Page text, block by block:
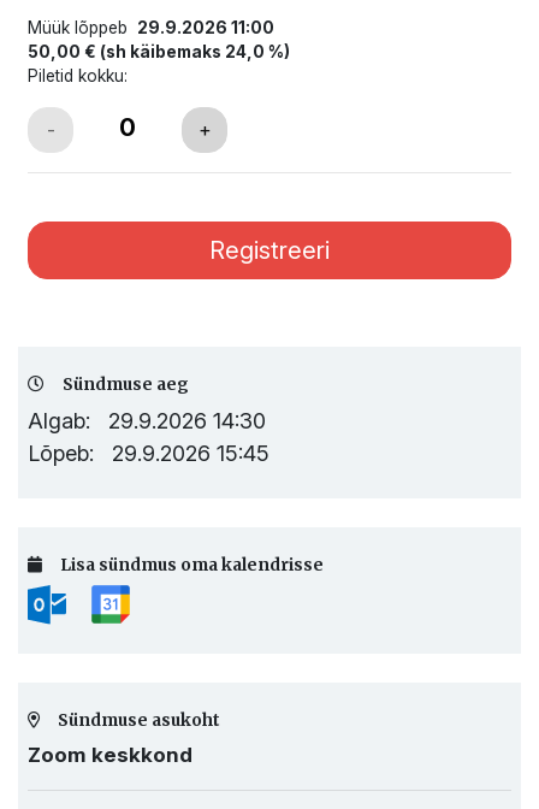
Müük lõppeb
29.9.2026 11:00
50,00 € (sh käibemaks 24,0 %)
Piletid kokku:
- +
Sündmuse aeg
Algab: 29.9.2026 14:30
Lõpeb: 29.9.2026 15:45
Lisa sündmus oma kalendrisse
Sündmuse asukoht
Zoom keskkond